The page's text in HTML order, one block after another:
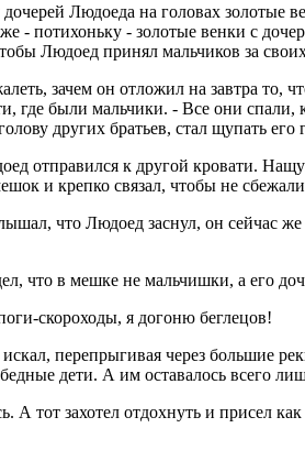
Людоеда на головах золотые
- потихоньку - золотые венки с
Людоед принял мальчиков за
зачем он отложил на завтра то,
где были мальчики. - Все они
других братьев, стал щупать его
отправился к другой кровати.
и крепко связал, чтобы не
что Людоед заснул, он сейчас же
что в мешке не мальчишки, а его
скороходы, я догоню беглецов!
перепрыгивая через большие
дети. А им оставалось всего
А тот захотел отдохнуть и присел